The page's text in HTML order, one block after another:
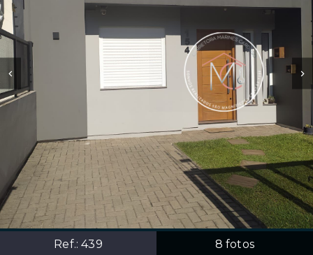
Ref.:439 8 fotos